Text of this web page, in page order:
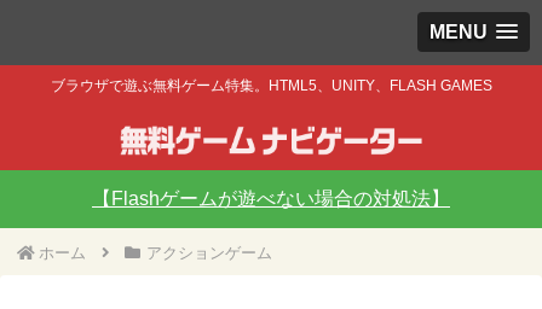
MENU
ブラウザで遊ぶ無料ゲーム特集。HTML5、UNITY、FLASH GAMES
【Flashゲームが遊べない場合の対処法】
ホーム アクションゲーム